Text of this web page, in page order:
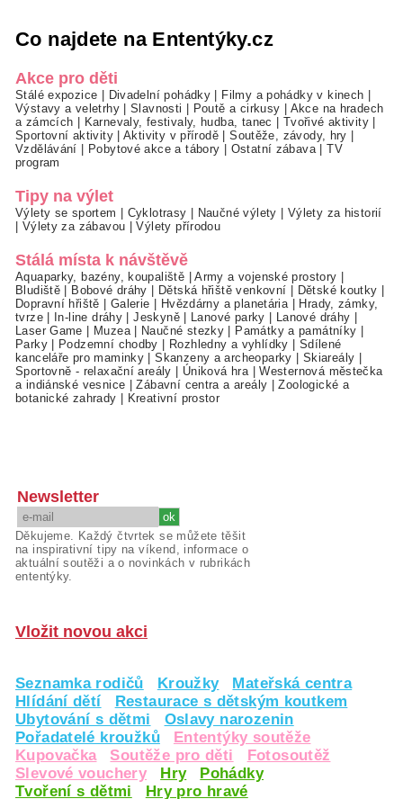
Co najdete na Ententýky.cz
Akce pro děti
Stálé expozice Divadelní pohádky Filmy a pohádky v kinech
Výstavy a veletrhy|Slavnosti Poutě a cirkusy
Akce na hradech
a zámcích
Karnevaly, festivaly, hudba, tanec Tvořivé aktivity
Sportovní aktivity|Aktivity v přírodě |Soutěže, závody, hry
Vzdělávání
Pobytové akce a tábory Ostatní zábava|TV
program
Tipy na výlet
Výlety se sportem Cyklotrasy Naučné výlety
Výlety za historií
Výlety za zábavou |Výlety přírodou
Stálá místa k návštěvě
Aquaparky, bazény, koupaliště |Army a vojenské prostory
Bludiště
Bobové dráhy Dětská hřiště venkovní Dětské koutky
Dopravní hřiště
Galerie Hvězdárny a planetária|
Hrady, zámky,
tvrze| In-line dráhy |Jeskyně| Lanové parky Lanové dráhy
Laser Game
Muzea| Naučné stezky Památky a památníky
Parky| Podzemní chodby Rozhledny a vyhlídky
Sdílené
kanceláře pro maminky |Skanzeny a archeoparky Skiareály
Sportovně - relaxační areály
Úniková hra|Westernová městečka
a indiánské vesnice |Zábavní centra a areály |Zoologické a
botanické zahrady
Kreativní prostor
Newsletter
Děkujeme. Každý čtvrtek se můžete těšit
na inspirativní tipy na víkend, informace o
aktuální soutěži a o novinkách v rubrikách
ententýky.
Vložit novou akci
Seznamka rodičů Kroužky
Mateřská centra
Hlídání dětí
Restaurace s dětským koutkem
Ubytování s dětmi
Oslavy narozenin
Pořadatelé kroužků
Ententýky soutěže
Kupovačka
Soutěže pro děti
Fotosoutěž
Slevové vouchery
Hry
Pohádky
Tvoření s dětmi
Hry pro hravé